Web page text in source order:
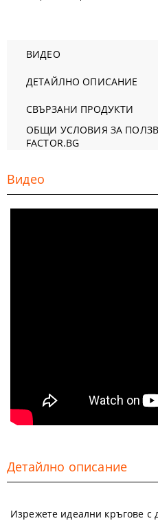
ВИДЕО
ДЕТАЙЛНО ОПИСАНИЕ
СВЪРЗАНИ ПРОДУКТИ
ОБЩИ УСЛОВИЯ ЗА
FACTOR.BG
Видео
Детайлно описание
Изрежете идеални кръгове с